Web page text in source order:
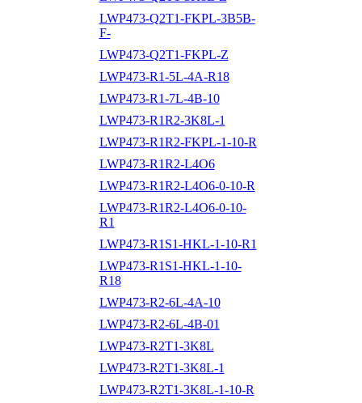
LWP473-Q2T1-FKPL-3B5B-
F-
LWP473-Q2T1-FKPL-Z
LWP473-R1-5L-4A-R18
LWP473-R1-7L-4B-10
LWP473-R1R2-3K8L-1
LWP473-R1R2-FKPL-1-10-R
LWP473-R1R2-L4O6
LWP473-R1R2-L4O6-0-10-R
LWP473-R1R2-L4O6-0-10-
R1
LWP473-R1S1-HKL-1-10-R1
LWP473-R1S1-HKL-1-10-
R18
LWP473-R2-6L-4A-10
LWP473-R2-6L-4B-01
LWP473-R2T1-3K8L
LWP473-R2T1-3K8L-1
LWP473-R2T1-3K8L-1-10-R